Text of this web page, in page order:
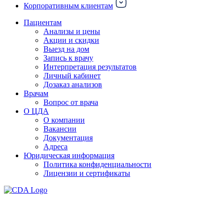
Корпоративным клиентам
Пациентам
Анализы и цены
Акции и скидки
Выезд на дом
Запись к врачу
Интерпретация результатов
Личный кабинет
Дозаказ анализов
Врачам
Вопрос от врача
О ЦДА
О компании
Вакансии
Документация
Адреса
Юридическая информация
Политика конфиденциальности
Лицензии и сертификаты